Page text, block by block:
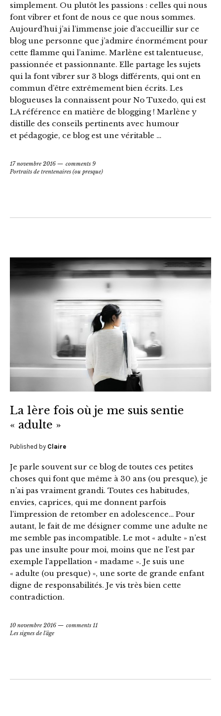
simplement. Ou plutôt les passions : celles qui nous
font vibrer et font de nous ce que nous sommes.
Aujourd’hui j’ai l’immense joie d’accueillir sur ce
blog une personne que j’admire énormément pour
cette flamme qui l’anime. Marlène est talentueuse,
passionnée et passionnante. Elle partage les sujets
qui la font vibrer sur 3 blogs différents, qui ont en
commun d’être extrêmement bien écrits. Les
blogueuses la connaissent pour No Tuxedo, qui est
LA référence en matière de blogging ! Marlène y
distille des conseils pertinents avec humour
et pédagogie, ce blog est une véritable …
17 novembre 2016
comments 9
Portraits de trentenaires (ou presque)
La 1ère fois où je me suis sentie
« adulte »
Published by Claire
Je parle souvent sur ce blog de toutes ces petites
choses qui font que même à 30 ans (ou presque), je
n’ai pas vraiment grandi. Toutes ces habitudes,
envies, caprices, qui me donnent parfois
l’impression de retomber en adolescence… Pour
autant, le fait de me désigner comme une adulte ne
me semble pas incompatible. Le mot « adulte » n’est
pas une insulte pour moi, moins que ne l’est par
exemple l’appellation « madame ». Je suis une
« adulte (ou presque) », une sorte de grande enfant
digne de responsabilités. Je vis très bien cette
contradiction.
10 novembre 2016
comments 11
Les signes de l'âge